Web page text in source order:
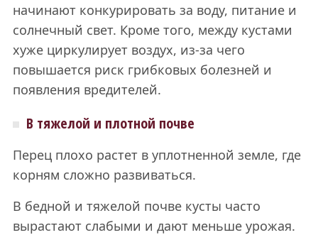
начинают конкурировать за воду, питание и
солнечный свет. Кроме того, между кустами
хуже циркулирует воздух, из-за чего
повышается риск грибковых болезней и
появления вредителей.
В тяжелой и плотной почве
Перец плохо растет в уплотненной земле, где
корням сложно развиваться.
В бедной и тяжелой почве кусты часто
вырастают слабыми и дают меньше урожая.